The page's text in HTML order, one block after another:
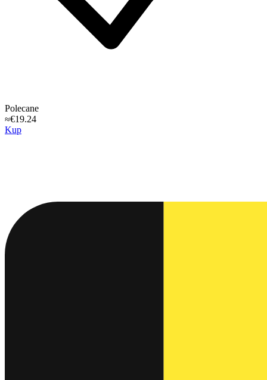
Polecane
≈€19.24
Kup